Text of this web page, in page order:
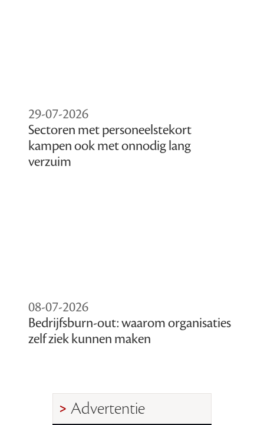
29-07-2026
Sectoren met personeelstekort
kampen ook met onnodig lang
verzuim
08-07-2026
Bedrijfsburn-out: waarom organisaties
zelf ziek kunnen maken
Advertentie